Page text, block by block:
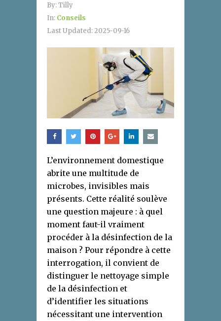
By:Tilly
In: Conseils
Last Updated:2025-09-16
L’environnement domestique
abrite une multitude de
microbes, invisibles mais
présents. Cette réalité soulève
une question majeure : à quel
moment faut-il vraiment
procéder à la désinfection de la
maison ? Pour répondre à cette
interrogation, il convient de
distinguer le nettoyage simple
de la désinfection et
d’identifier les situations
nécessitant une intervention